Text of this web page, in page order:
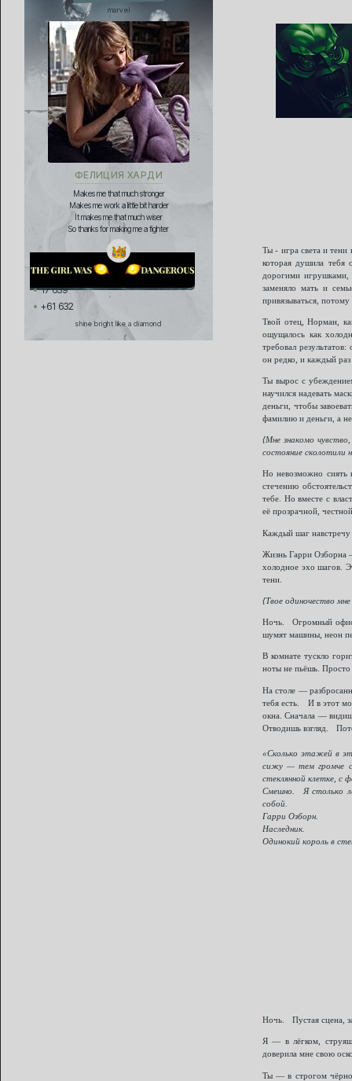
marvel
ФЕЛИЦИЯ ХАРДИ
Makes me that much stronger
Makes me work a little bit harder
It makes me that much wiser
So thanks for making me a fighter
17 639
+61 632
shine bright like a diamond
Ты - игра света и тени
которая душила тебя
дорогими игрушками,
заменяло мать и
привязываться,
Твой отец, Норман,
ощущалось как
требовал
он редко, и каждый раз
Ты вырос с
научился надевать
деньги, чтобы
фамилию и деньги, а
{Мне знакомо
состояние сколотили
Но невозможно сиять
стечению
тебе. Но вместе с
её прозрачной,
Каждый шаг навстречу
Жизнь Гарри Озборна
холодное эхо шагов.
тени.
{Твое одиночество
Ночь. Огромный офис
шумят машины, неон
В комнате тускло
ноты не пьёшь. Просто
На столе —
тебя есть. И в этот
окна. Сначала —
Отводишь взгляд.
«Сколько этажей в
сижу — тем громче
стеклянной клетке, с
Смешно. Я столько
собой.
Гарри Озборн.
Наследник.
Одинокий король в
Ночь. Пустая сцена,
Я — в лёгком,
доверила мне свою
Ты — в строгом